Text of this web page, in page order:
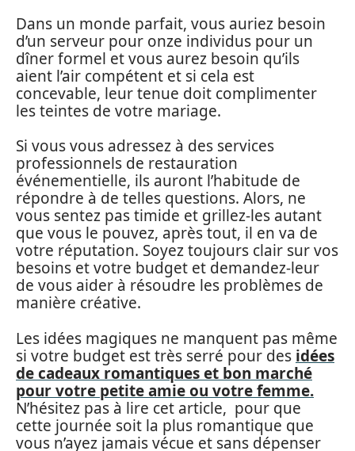
Dans un monde parfait, vous auriez besoin
d’un serveur pour onze individus pour un
dîner formel et vous aurez besoin qu’ils
aient l’air compétent et si cela est
concevable, leur tenue doit complimenter
les teintes de votre mariage.
Si vous vous adressez à des services
professionnels de restauration
événementielle, ils auront l’habitude de
répondre à de telles questions. Alors, ne
vous sentez pas timide et grillez-les autant
que vous le pouvez, après tout, il en va de
votre réputation. Soyez toujours clair sur vos
besoins et votre budget et demandez-leur
de vous aider à résoudre les problèmes de
manière créative.
Les idées magiques ne manquent pas même
si votre budget est très serré pour des idées
de cadeaux romantiques et bon marché
pour votre petite amie ou votre femme.
N’hésitez pas à lire cet article, pour que
cette journée soit la plus romantique que
vous n’ayez jamais vécue et sans dépenser